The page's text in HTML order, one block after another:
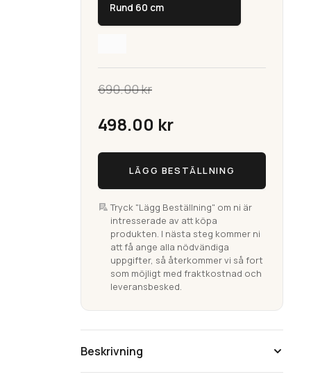
Rund 60 cm
690.00kr
Det
ursprungliga
priset
var:
690.00 kr.
498.00 kr
Det
nuvarande
priset
är:
498.00 kr.
Tahiti
Ljusblå
Badrumsmatta
(Utgående)
mängd
LÄGG BESTÄLLNING
Tryck "Lägg Beställning" om ni är
intresserade av att köpa
produkten. I nästa steg kommer ni
att få ange alla nödvändiga
uppgifter, så återkommer vi så fort
som möjligt med fraktkostnad och
leveransbesked.
Beskrivning